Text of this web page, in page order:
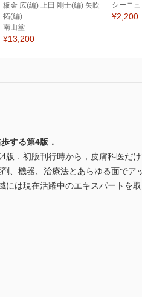
板金 広(編) 上田 剛士(編) 矢吹
拓(編)
南山堂
¥13,200
シーニュ
¥2,200
する第4版．
．初版刊行時から，皮膚科医だ
、機器、治療法とあらゆる面で
は現在活躍中のエキスパートを